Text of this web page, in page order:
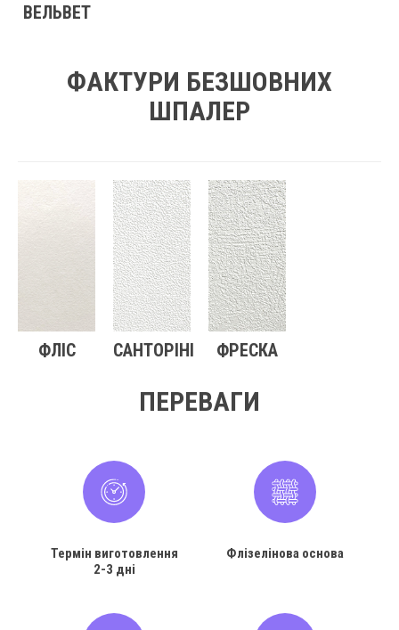
ВЕЛЬВЕТ
ФАКТУРИ БЕЗШОВНИХ
ШПАЛЕР
ФЛІС САНТОРІНІ ФРЕСКА
ПЕРЕВАГИ
Термін виготовлення
2-3 дні
Флізелінова основа